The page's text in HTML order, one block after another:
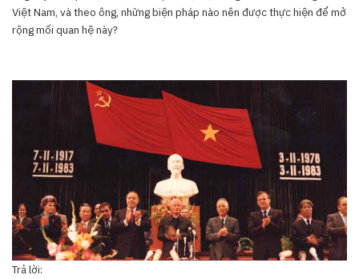
Việt Nam, và theo ông, những biện pháp nào nên được thực hiện để mở
rộng mối quan hệ này?
Trả lời: